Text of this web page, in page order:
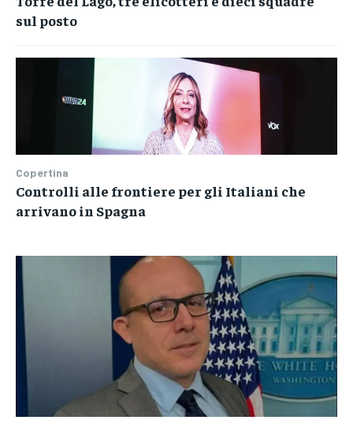
sul posto
Copertina
Controlli alle frontiere per gli Italiani che
arrivano in Spagna